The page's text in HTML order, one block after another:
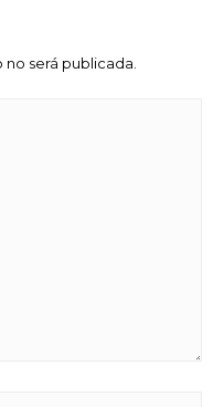
será publicada.